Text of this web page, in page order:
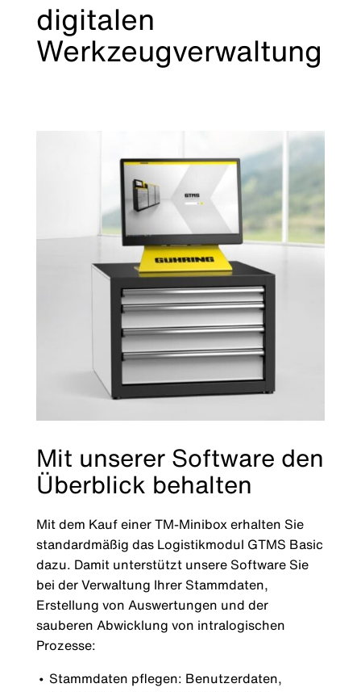
digitalen
Werkzeugverwaltung
Mit unserer Software den
Überblick behalten
Mit dem Kauf einer TM-Minibox erhalten Sie
standardmäßig das Logistikmodul GTMS Basic
dazu. Damit unterstützt unsere Software Sie
bei der Verwaltung Ihrer Stammdaten,
Erstellung von Auswertungen und der
sauberen Abwicklung von intralogischen
Prozesse:
Stammdaten pflegen: Benutzerdaten,